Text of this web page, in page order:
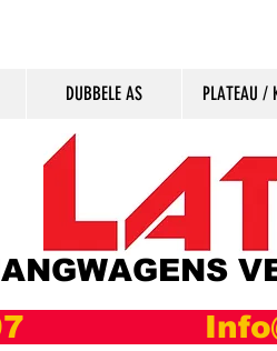
DUBBELE AS PLATEAU /